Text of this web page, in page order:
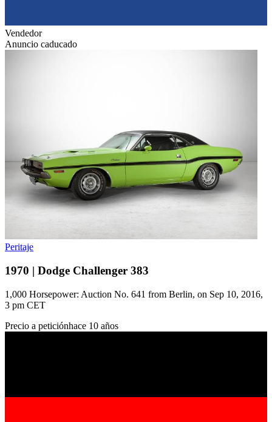
Vendedor
Anuncio caducado
Peritaje
1970 | Dodge Challenger 383
1,000 Horsepower: Auction No. 641 from Berlin, on Sep 10, 2016,
3 pm CET
Precio a peticiónhace 10 años